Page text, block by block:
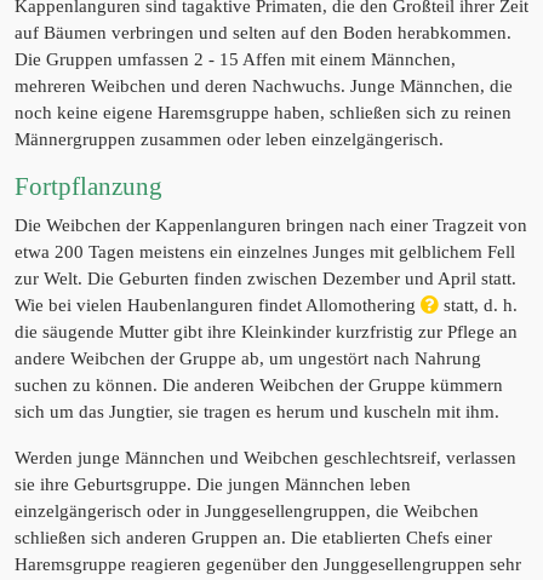
Kappenlanguren sind tagaktive Primaten, die den Großteil ihrer Zeit
auf Bäumen verbringen und selten auf den Boden herabkommen.
Die Gruppen umfassen 2 - 15 Affen mit einem Männchen,
mehreren Weibchen und deren Nachwuchs. Junge Männchen, die
noch keine eigene Haremsgruppe haben, schließen sich zu reinen
Männergruppen zusammen oder leben einzelgängerisch.
Fortpflanzung
Die Weibchen der Kappenlanguren bringen nach einer Tragzeit von
etwa 200 Tagen meistens ein einzelnes Junges mit gelblichem Fell
zur Welt. Die Geburten finden zwischen Dezember und April statt.
Wie bei vielen Haubenlanguren findet Allomothering
statt, d. h.
die säugende Mutter gibt ihre Kleinkinder kurzfristig zur Pflege an
andere Weibchen der Gruppe ab, um ungestört nach Nahrung
suchen zu können. Die anderen Weibchen der Gruppe kümmern
sich um das Jungtier, sie tragen es herum und kuscheln mit ihm.
Werden junge Männchen und Weibchen geschlechtsreif, verlassen
sie ihre Geburtsgruppe. Die jungen Männchen leben
einzelgängerisch oder in Junggesellengruppen, die Weibchen
schließen sich anderen Gruppen an. Die etablierten Chefs einer
Haremsgruppe reagieren gegenüber den Junggesellengruppen sehr